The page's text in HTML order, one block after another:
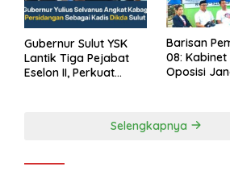
Gubernur Sulut YSK
Lantik Tiga Pejabat
Eselon II, Perkuat
Barisan
08:
Oposisi
Prabowo-
Selengkapnya